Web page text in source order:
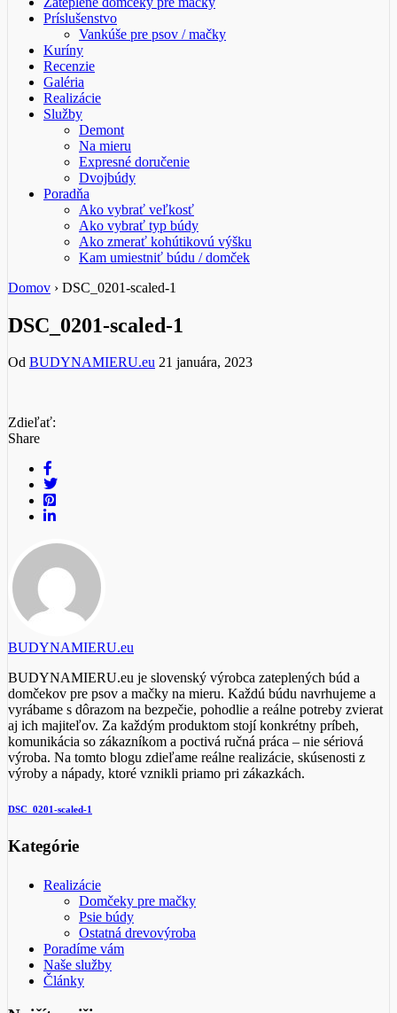
Príslušenstvo
Vankúše pre psov / mačky
Kuríny
Recenzie
Galéria
Realizácie
Služby
Demont
Na mieru
Expresné doručenie
Dvojbúdy
Poradňa
Ako vybrať veľkosť
Ako vybrať typ búdy
Ako zmerať kohútikovú výšku
Kam umiestniť búdu / domček
Domov › DSC_0201-scaled-1
DSC_0201-scaled-1
Od BUDYNAMIERU.eu 21 januára, 2023
Zdieľať:
Share
BUDYNAMIERU.eu
BUDYNAMIERU.eu je slovenský výrobca zateplených búd a
domčekov pre psov a mačky na mieru. Každú búdu navrhujeme a
vyrábame s dôrazom na bezpečie, pohodlie a reálne potreby zvierat
aj ich majiteľov. Za každým produktom stojí konkrétny príbeh,
komunikácia so zákazníkom a poctivá ručná práca – nie sériová
výroba. Na tomto blogu zdieľame reálne realizácie, skúsenosti z
výroby a nápady, ktoré vznikli priamo pri zákazkách.
DSC_0201-scaled-1
Kategórie
Realizácie
Domčeky pre mačky
Psie búdy
Ostatná drevovýroba
Poradíme vám
Naše služby
Články